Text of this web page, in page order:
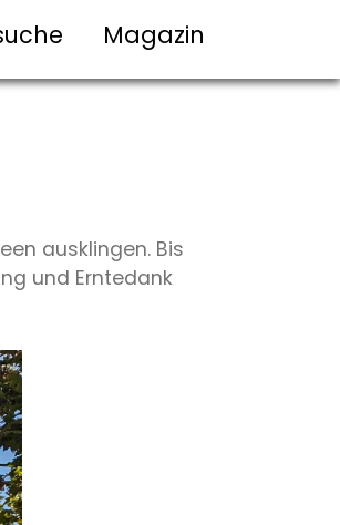
Magazin
ausklingen. Bis
und Erntedank